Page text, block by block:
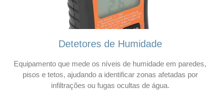
Detetores de Humidade
Equipamento que mede os níveis de humidade em paredes,
pisos e tetos, ajudando a identificar zonas afetadas por
infiltrações ou fugas ocultas de água.